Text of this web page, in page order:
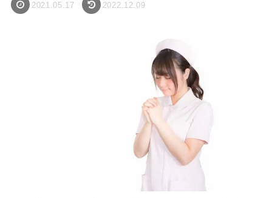
2021.05.17 2022.12.09